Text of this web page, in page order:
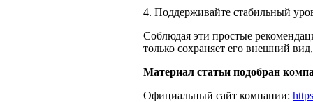
4. Поддерживайте стабильный
Соблюдая эти простые
только сохраняет его внешний
Материал статьи подобран
Официальный сайт компании: